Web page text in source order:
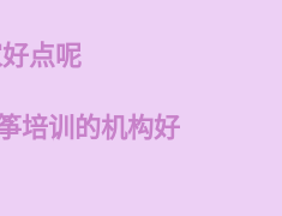
点呢
培训的机构好